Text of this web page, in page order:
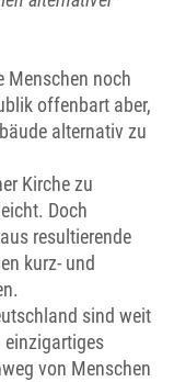
Menschen noch
offenbart aber,
alternativ zu
Kirche zu
Doch
resultierende
kurz- und
sind weit
von Menschen